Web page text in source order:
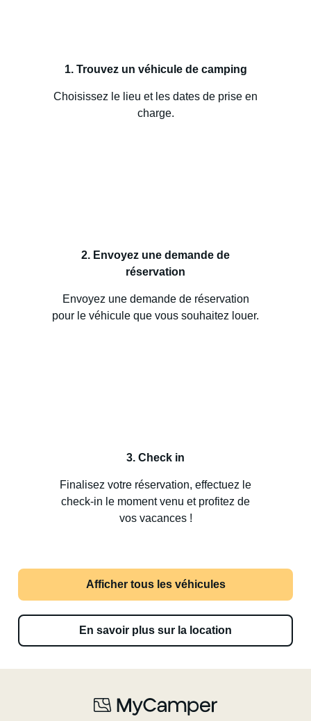
1. Trouvez un véhicule de camping
Choisissez le lieu et les dates de prise en
charge.
2. Envoyez une demande de
réservation
Envoyez une demande de réservation
pour le véhicule que vous souhaitez louer.
3. Check in
Finalisez votre réservation, effectuez le
check-in le moment venu et profitez de
vos vacances !
Afficher tous les véhicules
En savoir plus sur la location